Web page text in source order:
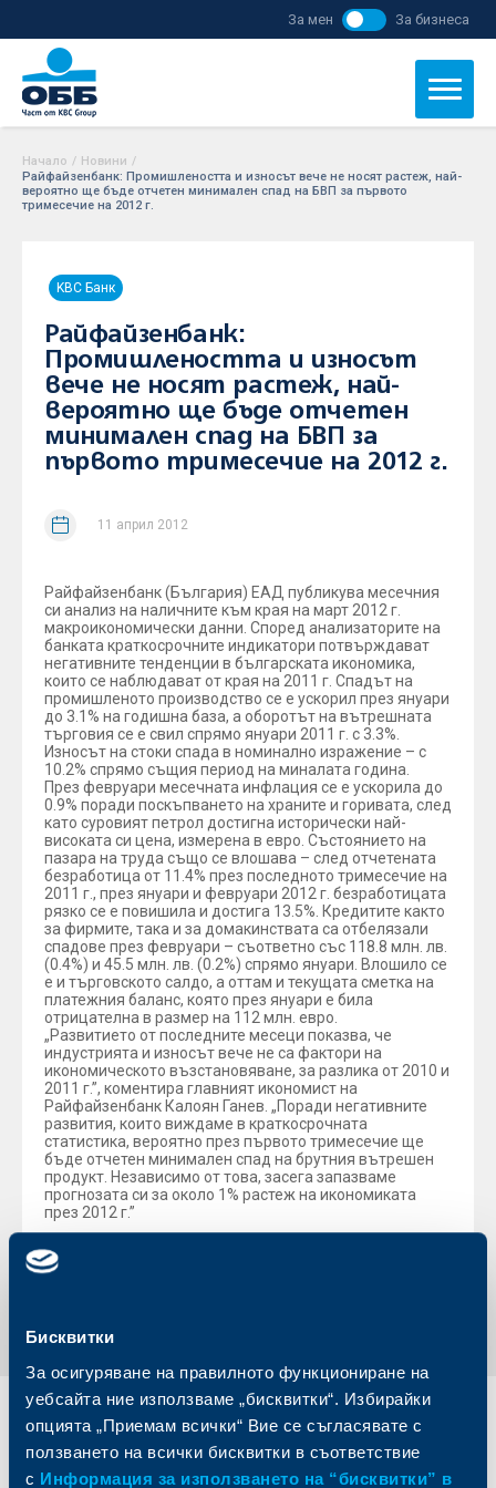
Бисквитки
За осигуряване на правилното функциониране на
уебсайта ние използваме „бисквитки“. Избирайки
опцията „Приемам всички“ Вие се съгласявате с
ползването на всички бисквитки в съответствие
с Информация за използването на “бисквитки” в
За мен За бизнеса
Начало / Новини /
Райфайзенбанк: Промишлеността и износът вече не носят растеж, най-
вероятно ще бъде отчетен минимален спад на БВП за първото
тримесечие на 2012 г.
KBC Банк
Райфайзенбанк:
Промишлеността и износът
вече не носят растеж, най-
вероятно ще бъде отчетен
минимален спад на БВП за
първото тримесечие на 2012 г.
11 април 2012
Райфайзенбанк (България) ЕАД публикува месечния
си анализ на наличните към края на март 2012 г.
макроикономически данни. Според анализаторите на
банката краткосрочните индикатори потвърждават
негативните тенденции в българската икономика,
които се наблюдават от края на 2011 г. Спадът на
промишленото производство се е ускорил през януари
до 3.1% на годишна база, а оборотът на вътрешната
търговия се е свил спрямо януари 2011 г. с 3.3%.
Износът на стоки спада в номинално изражение – с
10.2% спрямо същия период на миналата година.
През февруари месечната инфлация се е ускорила до
0.9% поради поскъпването на храните и горивата, след
като суровият петрол достигна исторически най-
високата си цена, измерена в евро. Състоянието на
пазара на труда също се влошава – след отчетената
безработица от 11.4% през последното тримесечие на
2011 г., през януари и февруари 2012 г. безработицата
рязко се е повишила и достига 13.5%. Кредитите както
за фирмите, така и за домакинствата са отбелязали
спадове през февруари – съответно със 118.8 млн. лв.
(0.4%) и 45.5 млн. лв. (0.2%) спрямо януари. Влошило се
е и търговското салдо, а оттам и текущата сметка на
платежния баланс, която през януари е била
отрицателна в размер на 112 млн. евро.
„Развитието от последните месеци показва, че
индустрията и износът вече не са фактори на
икономическото възстановяване, за разлика от 2010 и
2011 г.”, коментира главният икономист на
Райфайзенбанк Калоян Ганев. „Поради негативните
развития, които виждаме в краткосрочната
статистика, вероятно през първото тримесечие ще
бъде отчетен минимален спад на брутния вътрешен
продукт. Независимо от това, засега запазваме
прогнозата си за около 1% растеж на икономиката
през 2012 г.”
Индивидуални
клиенти
Бизнес
клиенти